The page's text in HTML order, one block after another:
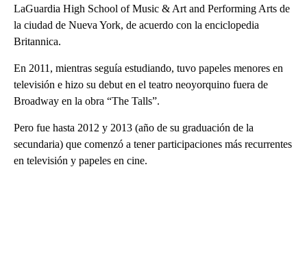
LaGuardia High School of Music & Art and Performing Arts de
la ciudad de Nueva York, de acuerdo con la enciclopedia
Britannica.
En 2011, mientras seguía estudiando, tuvo papeles menores en
televisión e hizo su debut en el teatro neoyorquino fuera de
Broadway en la obra “The Talls”.
Pero fue hasta 2012 y 2013 (año de su graduación de la
secundaria) que comenzó a tener participaciones más recurrentes
en televisión y papeles en cine.